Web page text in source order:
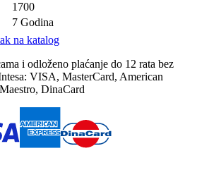
1700
7 Godina
na katalog
i odloženo plaćanje do 12 rata bez
VISA, MasterCard, American
DinaCard